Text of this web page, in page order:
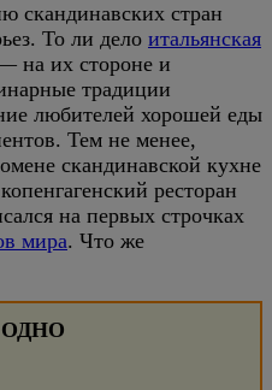
скандинавских стран
То ли дело итальянская
на их стороне и
традиции
любителей хорошей еды
Тем не менее,
скандинавской кухне
ресторан
на первых строчках
мира. Что же